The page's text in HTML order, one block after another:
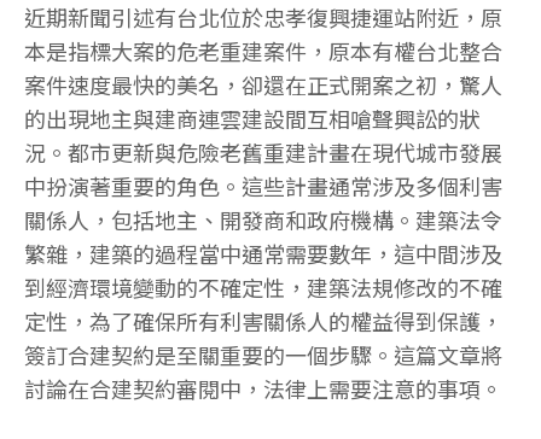
近期新聞引述有台北位於忠孝復興捷運站附近，原
本是指標大案的危老重建案件，原本有權台北整合
案件速度最快的美名，卻還在正式開案之初，驚人
的出現地主與建商連雲建設間互相嗆聲興訟的狀
況。都市更新與危險老舊重建計畫在現代城市發展
中扮演著重要的角色。這些計畫通常涉及多個利害
關係人，包括地主、開發商和政府機構。建築法令
繁雜，建築的過程當中通常需要數年，這中間涉及
到經濟環境變動的不確定性，建築法規修改的不確
定性，為了確保所有利害關係人的權益得到保護，
簽訂合建契約是至關重要的一個步驟。這篇文章將
討論在合建契約審閱中，法律上需要注意的事項。